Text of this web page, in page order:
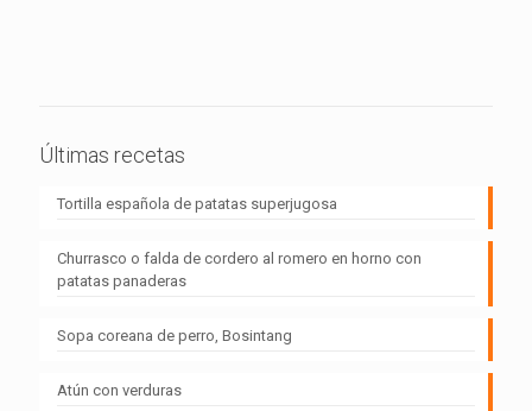
Últimas recetas
Tortilla española de patatas superjugosa
Churrasco o falda de cordero al romero en horno con
patatas panaderas
Sopa coreana de perro, Bosintang
Atún con verduras